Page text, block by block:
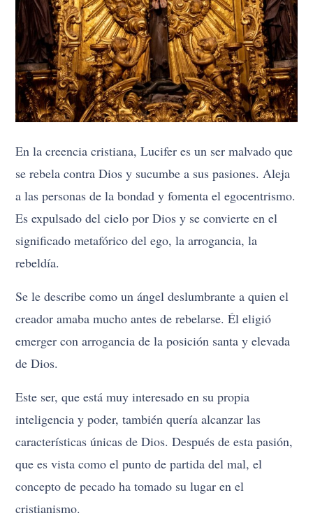
En la creencia cristiana, Lucifer es un ser malvado que
se rebela contra Dios y sucumbe a sus pasiones. Aleja
a las personas de la bondad y fomenta el egocentrismo.
Es expulsado del cielo por Dios y se convierte en el
significado metafórico del ego, la arrogancia, la
rebeldía.
Se le describe como un ángel deslumbrante a quien el
creador amaba mucho antes de rebelarse. Él eligió
emerger con arrogancia de la posición santa y elevada
de Dios.
Este ser, que está muy interesado en su propia
inteligencia y poder, también quería alcanzar las
características únicas de Dios. Después de esta pasión,
que es vista como el punto de partida del mal, el
concepto de pecado ha tomado su lugar en el
cristianismo.